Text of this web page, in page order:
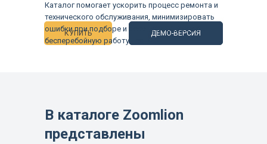
КУПИТЬ ДЕМО-ВЕРСИЯ
Каталог помогает ускорить процесс ремонта и
технического обслуживания, минимизировать
ошибки при подборе и обеспечить долгую и
бесперебойную работу техники.
В каталоге Zoomlion
представлены